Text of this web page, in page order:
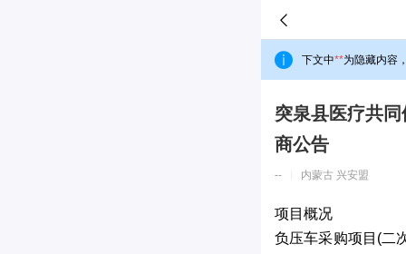
下文中**为隐藏内容
突泉县医疗共
商公告
-- 内蒙古 兴安盟
项目概况
负压车采购项目(二